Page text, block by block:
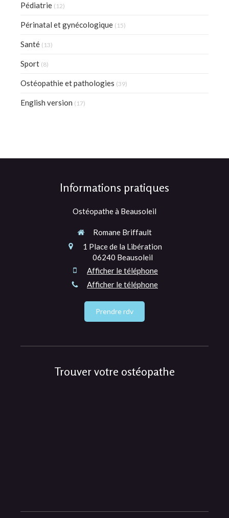
Pédiatrie (12)
Périnatal et gynécologique (15)
Santé (13)
Sport (8)
Ostéopathie et pathologies (39)
English version (17)
Informations pratiques
Ostéopathe à Beausoleil
Romane Briffault
1 Place de la Libération
06240 Beausoleil
Afficher le téléphone
Afficher le téléphone
Prendre rdv
Trouver votre ostéopathe